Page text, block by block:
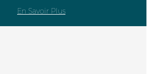
En Savoir Plus